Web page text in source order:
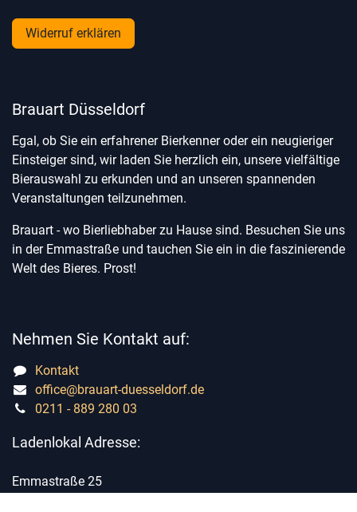
Widerruf erklären
Brauart Düsseldorf
Egal, ob Sie ein erfahrener Bierkenner oder ein neugieriger
Einsteiger sind, wir laden Sie herzlich ein, unsere vielfältige
Bierauswahl zu erkunden und an unseren spannenden
Veranstaltungen teilzunehmen.
Brauart - wo Bierliebhaber zu Hause sind. Besuchen Sie uns
in der Emmastraße und tauchen Sie ein in die faszinierende
Welt des Bieres. Prost!
Nehmen Sie Kontakt auf:
Kontakt
office@brauart-duesseldorf.de
0211 - 889 280 03
Ladenlokal Adresse:
Emmastraße 25